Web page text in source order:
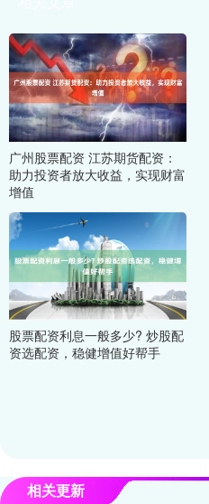
广州股票配资 江苏期货配资：
助力投资者放大收益，实现财富
增值
股票配资利息一般多少? 炒股配
资选配资，稳健增值好帮手
相关更新